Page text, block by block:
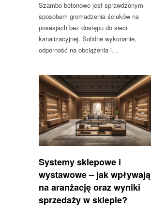
Szambo betonowe jest sprawdzonym
sposobem gromadzenia ścieków na
posesjach bez dostępu do sieci
kanalizacyjnej. Solidne wykonanie,
odporność na obciążenia i…
Systemy sklepowe i
wystawowe – jak wpływają
na aranżację oraz wyniki
sprzedaży w sklepie?